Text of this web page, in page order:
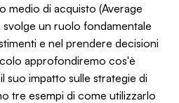
medio di acquisto (Average
un ruolo fondamentale
e nel prendere decisioni
approfondiremo cos'è
suo impatto sulle strategie di
tre esempi di come utilizzarlo